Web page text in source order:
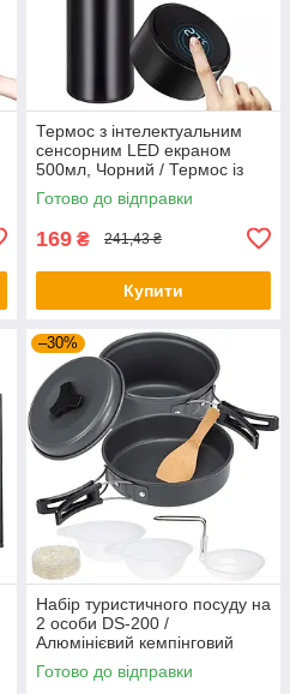
Термос з інтелектуальним
сенсорним LED екраном
500мл, Чорний / Термос із
нержавіючої сталі
Готово до відправки
169 ₴ 241,43 ₴
Купити
–30%
Набір туристичного посуду на
2 особи DS-200 /
Алюмінієвий кемпінговий
набір посуду / Похідний
посуд
Готово до відправки